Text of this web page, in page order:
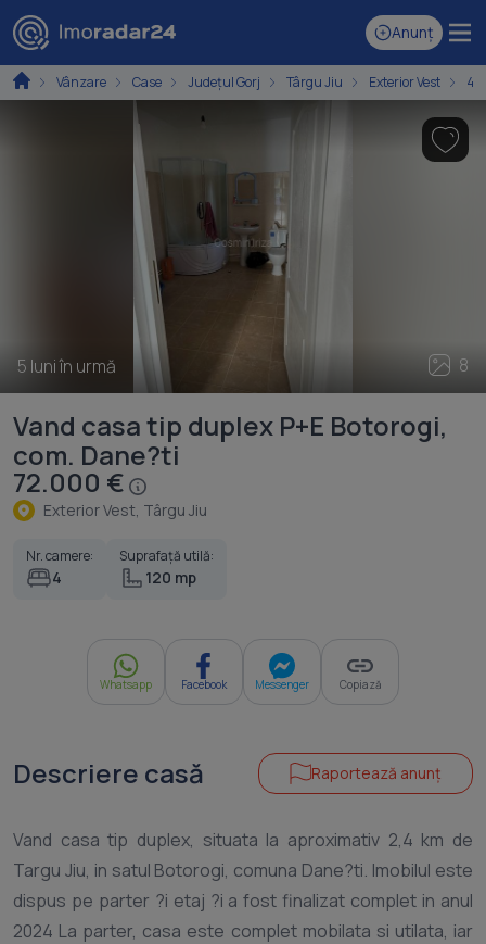
Anunț
Vânzare Case Județul Gorj Târgu Jiu Exterior Vest 4+
5 luni în urmă 8
Vand casa tip duplex P+E Botorogi,
com. Dane?ti
72.000 €
Exterior Vest, Târgu Jiu
Nr. camere:
4
Suprafață utilă:
120 mp
Whatsapp Facebook Messenger Copiază
Descriere casă Raportează anunț
Vand casa tip duplex, situata la aproximativ 2,4 km de
Targu Jiu, in satul Botorogi, comuna Dane?ti. Imobilul este
dispus pe parter ?i etaj ?i a fost finalizat complet in anul
2024 La parter, casa este complet mobilata si utilata, iar